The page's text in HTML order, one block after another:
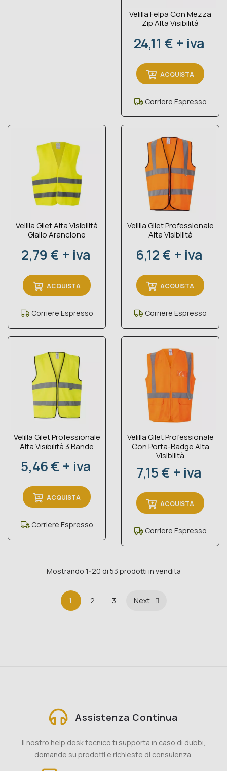
Velilla Felpa Con Mezza
Zip Alta Visibilità
Prezzo
24,11 € + iva
ACQUISTA
Corriere Espresso
Velilla Gilet Alta Visibilità
Giallo Arancione
Prezzo
2,79 € + iva
ACQUISTA
Corriere Espresso
Velilla Gilet Professionale
Alta Visibilità
Prezzo
6,12 € + iva
ACQUISTA
Corriere Espresso
Velilla Gilet Professionale
Alta Visibilità 3 Bande
Prezzo
5,46 € + iva
ACQUISTA
Corriere Espresso
Velilla Gilet Professionale
Con Porta-Badge Alta
Visibilità
Prezzo
7,15 € + iva
ACQUISTA
Corriere Espresso
Mostrando 1-20 di 53 prodotti in vendita
1 2 3 Next
Assistenza Continua
Il nostro help desk tecnico ti supporta in caso di dubbi,
domande su prodotti e richieste di consulenza.